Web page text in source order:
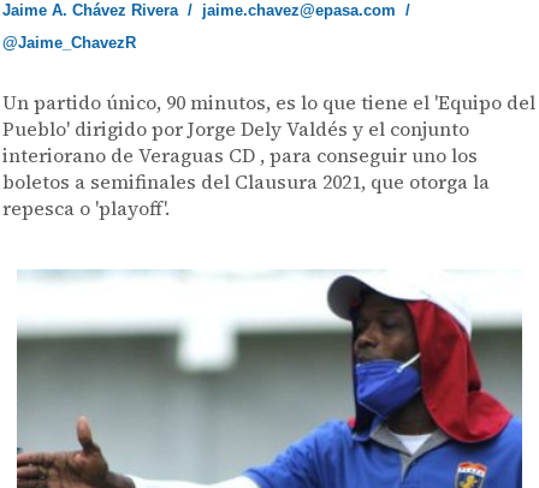
Jaime A. Chávez Rivera/ jaime.chavez@epasa.com /
@Jaime_ChavezR
Un partido único, 90 minutos, es lo que tiene el 'Equipo del
Pueblo' dirigido por Jorge Dely Valdés y el conjunto
interiorano de Veraguas CD , para conseguir uno los
boletos a semifinales del Clausura 2021, que otorga la
repesca o 'playoff'.